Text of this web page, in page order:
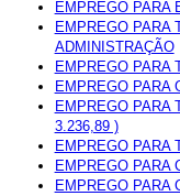
EMPREGO PARA
EMPREGO PARA
ADMINISTRAÇÃO
EMPREGO PARA
EMPREGO PARA
EMPREGO PARA
3.236,89 )
EMPREGO PARA
EMPREGO PARA
EMPREGO PARA